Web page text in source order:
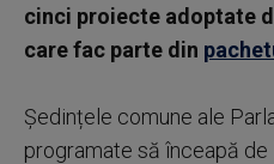
cinci proiecte adoptate
care fac parte din
Ședințele comune ale
programate să înceapă de